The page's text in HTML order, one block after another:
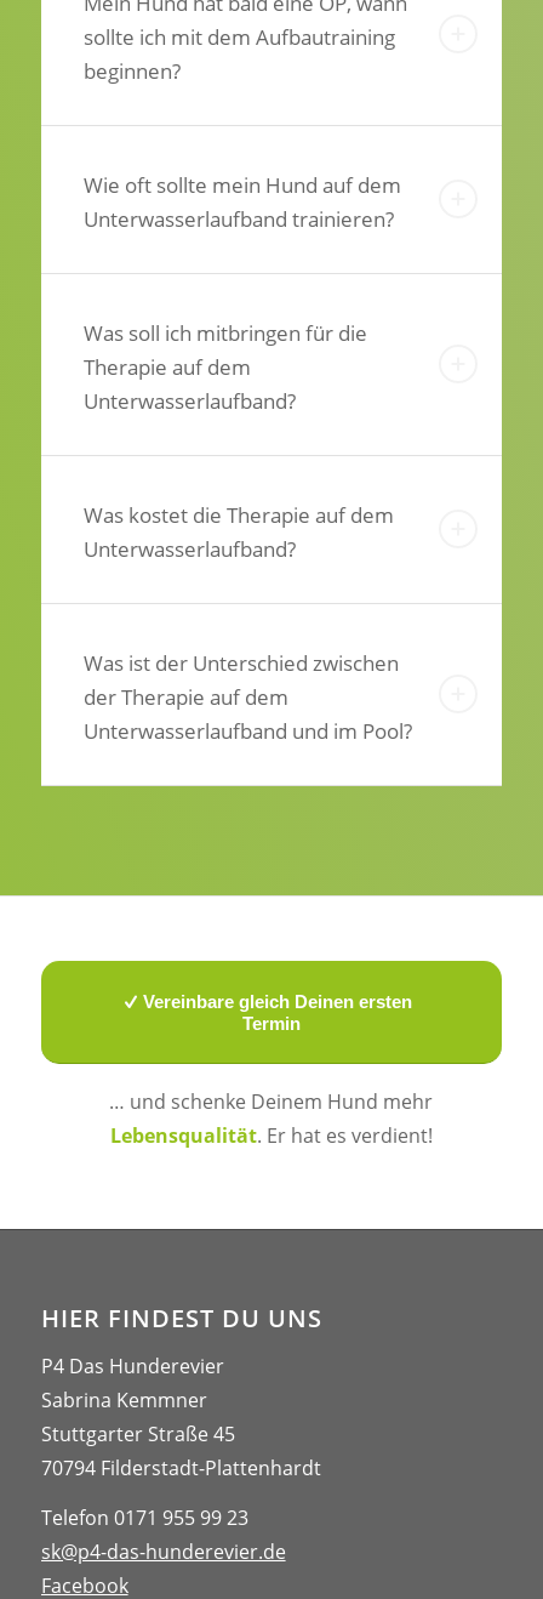
sollte ich mit dem Aufbautraining
beginnen?
Wie oft sollte mein Hund auf dem
Unterwasserlaufband trainieren?
Was soll ich mitbringen für die
Therapie auf dem
Unterwasserlaufband?
Was kostet die Therapie auf dem
Unterwasserlaufband?
Was ist der Unterschied zwischen
der Therapie auf dem
Unterwasserlaufband und im Pool?
Vereinbare gleich Deinen ersten
Termin
… und schenke Deinem Hund mehr
Lebensqualität. Er hat es verdient!
HIER FINDEST DU UNS
P4 Das Hunderevier
Sabrina Kemmner
Stuttgarter Straße 45
70794 Filderstadt-Plattenhardt
Telefon 0171 955 99 23
sk@p4-das-hunderevier.de
Facebook